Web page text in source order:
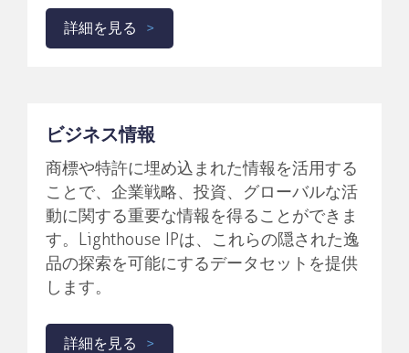
詳細を見る
ビジネス情報
商標や特許に埋め込まれた情報を活用する
ことで、企業戦略、投資、グローバルな活
動に関する重要な情報を得ることができま
す。Lighthouse IPは、これらの隠された逸
品の探索を可能にするデータセットを提供
します。
詳細を見る